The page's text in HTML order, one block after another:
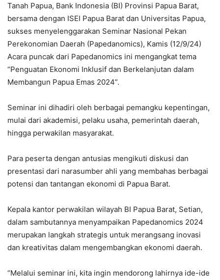
Tanah Papua, Bank Indonesia (BI) Provinsi Papua Barat,
bersama dengan ISEI Papua Barat dan Universitas Papua,
sukses menyelenggarakan Seminar Nasional Pekan
Perekonomian Daerah (Papedanomics), Kamis (12/9/24)
Acara puncak dari Papedanomics ini mengangkat tema
“Penguatan Ekonomi Inklusif dan Berkelanjutan dalam
Membangun Papua Emas 2024”.
Seminar ini dihadiri oleh berbagai pemangku kepentingan,
mulai dari akademisi, pelaku usaha, pemerintah daerah,
hingga perwakilan masyarakat.
Para peserta dengan antusias mengikuti diskusi dan
presentasi dari narasumber ahli yang membahas berbagai
potensi dan tantangan ekonomi di Papua Barat.
Kepala kantor perwakilan wilayah BI Papua Barat, Setian,
dalam sambutannya menyampaikan Papedanomics 2024
merupakan langkah strategis untuk merangsang inovasi
dan kreativitas dalam mengembangkan ekonomi daerah.
“Melalui seminar ini, kita ingin mendorong lahirnya ide-ide